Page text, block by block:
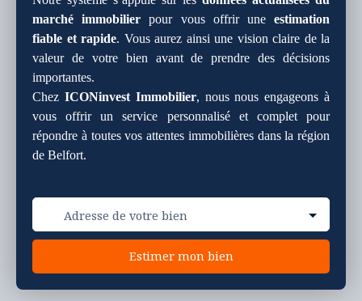
marché immobilier pour vous offrir uneestimation
fiable et rapide. Vous aurez ainsi une vision claire de la
valeur de votre bien avant de prendre des décisions
importantes.
Chez ICONinvest Immobilier, nous nous engageons à
vous offrir un service personnalisé et complet pour
répondre à toutes vos attentes immobilières dans la région
de Belfort.
Adresse de votre bien
Estimer mon bien